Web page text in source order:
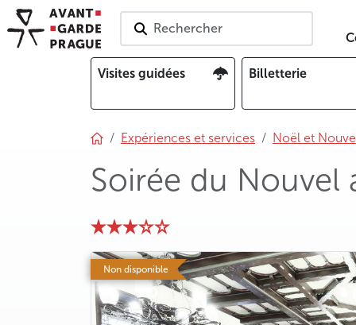
Rechercher
Visites guidées Billetterie
Expériences et services Noël et
Soirée du Nouvel
Non disponible
photo 5
photo 6
photo 7
photo 8